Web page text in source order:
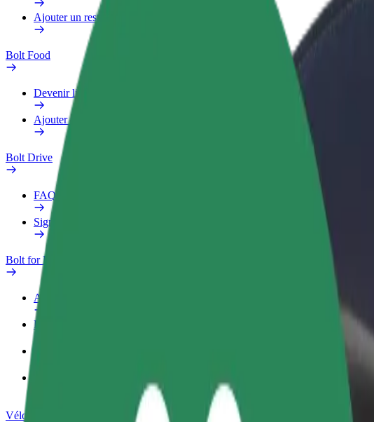
Ajouter un restaurant ou un magasin
Bolt Food
Devenir livreur
Ajouter un restaurant ou un magasin
Bolt Drive
FAQ
Signaler un véhicule
Bolt for Business
Avantages
Profil professionnel
Vélos électriques